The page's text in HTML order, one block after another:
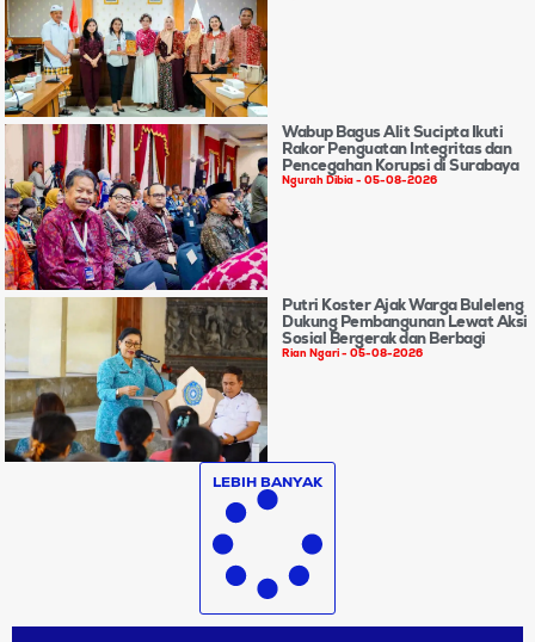
Wabup Bagus Alit Sucipta Ikuti
Rakor Penguatan Integritas dan
Pencegahan Korupsi di Surabaya
Ngurah Dibia 05-08-2026
Putri Koster Ajak Warga Buleleng
Dukung Pembangunan Lewat Aksi
Sosial Bergerak dan Berbagi
Rian Ngari 05-08-2026
LEBIH BANYAK